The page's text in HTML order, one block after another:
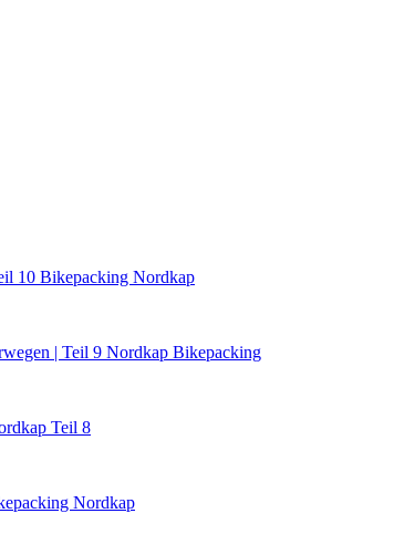
10 Bikepacking Nordkap
| Teil 9 Nordkap Bikepacking
Teil 8
Nordkap